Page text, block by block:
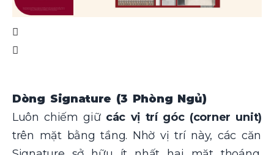
Dòng Signature (3 Phòng Ngủ)
Luôn chiếm giữ các vị trí góc (corner unit)
trên mặt bằng tầng. Nhờ vị trí này, các căn